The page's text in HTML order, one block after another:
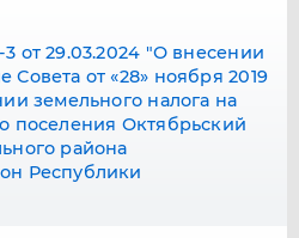
от 29.03.2024 "О внесении
от «28» ноября 2019
земельного налога на
поселения Октябрьский
района
Республики